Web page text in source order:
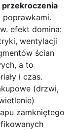
przekroczenia
poprawkami.
efekt domina:
wentylacji
ścian
a to
i czas.
(drzwi,
zamkniętego